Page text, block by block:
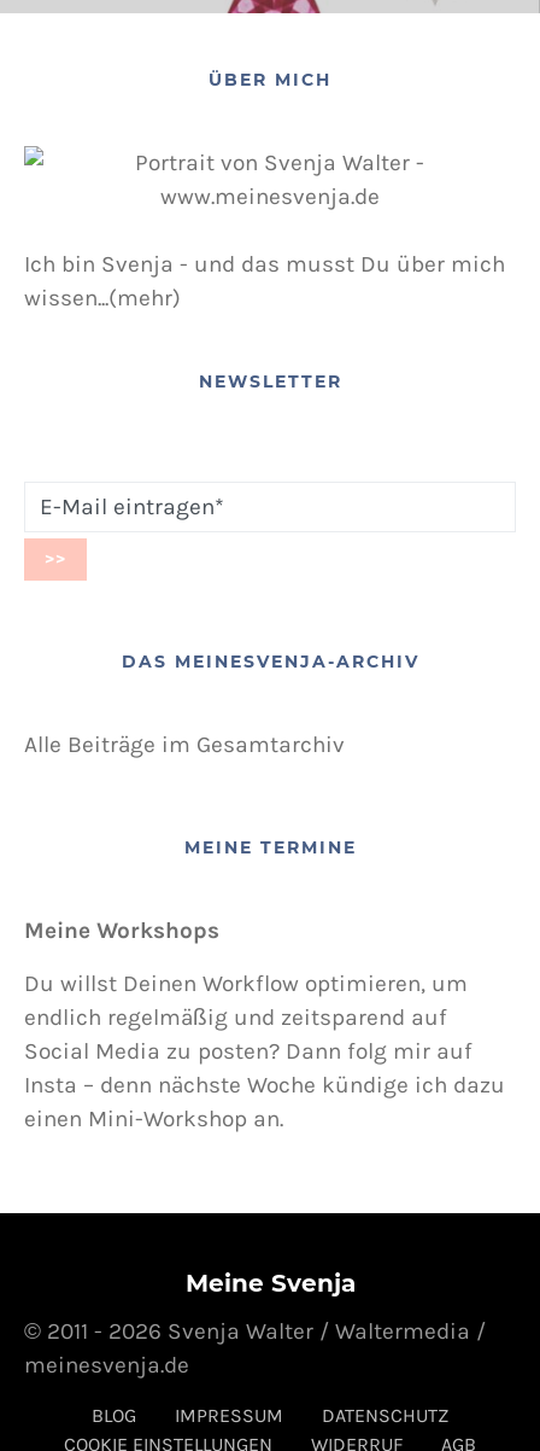
ÜBER MICH
Ich bin Svenja - und das musst Du über mich
wissen...(mehr)
NEWSLETTER
DAS MEINESVENJA-ARCHIV
Alle Beiträge im Gesamtarchiv
MEINE TERMINE
Meine Workshops
Du willst Deinen Workflow optimieren, um
endlich regelmäßig und zeitsparend auf
Social Media zu posten? Dann folg mir auf
Insta – denn nächste Woche kündige ich dazu
einen Mini-Workshop an.
Meine Svenja
BLOG IMPRESSUM
DATENSCHUTZ
COOKIE EINSTELLUNGEN
WIDERRUF AGB
© 2011 - 2026 Svenja Walter / Waltermedia /
meinesvenja.de